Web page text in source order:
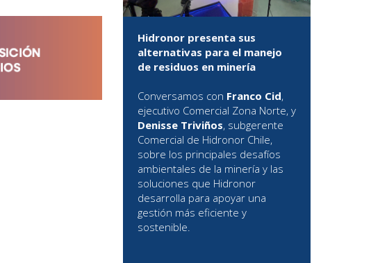
Hidronor presenta sus
alternativas para el manejo
de residuos en minería
Conversamos con Franco Cid,
ejecutivo Comercial Zona Norte, y
Denisse Triviños, subgerente
Comercial de Hidronor Chile,
sobre los principales desafíos
ambientales de la minería y las
soluciones que Hidronor
desarrolla para apoyar una
gestión más eficiente y
sostenible.